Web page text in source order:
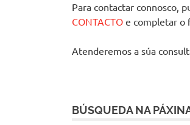
Para contactar connosco,
CONTACTO e completar o
Atenderemos a súa
BÚSQUEDA NA